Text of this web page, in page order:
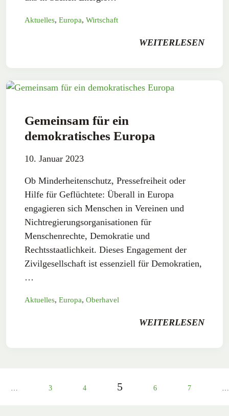
Aktuelles, Europa, Wirtschaft
WEITERLESEN
Gemeinsam für ein
demokratisches Europa
10. Januar 2023
Ob Minderheitenschutz, Pressefreiheit oder
Hilfe für Geflüchtete: Überall in Europa
engagieren sich Menschen in Vereinen und
Nichtregierungsorganisationen für
Menschenrechte, Demokratie und
Rechtsstaatlichkeit. Dieses Engagement der
Zivilgesellschaft ist essenziell für Demokratien,
…
Aktuelles, Europa, Oberhavel
WEITERLESEN
… 3 4 5 6 7 …